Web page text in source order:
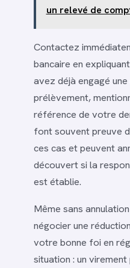
un relevé de
Contactez
bancaire en
avez déjà engagé
prélèvement,
référence de votre
font souvent preuve
ces cas et peuvent
découvert si la
est établie.
Même sans
négocier une
votre bonne foi en
situation : un